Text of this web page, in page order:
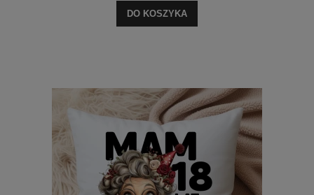
DO KOSZYKA